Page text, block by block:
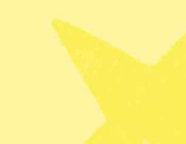
• WiFi 100 mbit/s
• Kök med kyl, frys, spis, ugn och micro
• Tillgång till mötesrum